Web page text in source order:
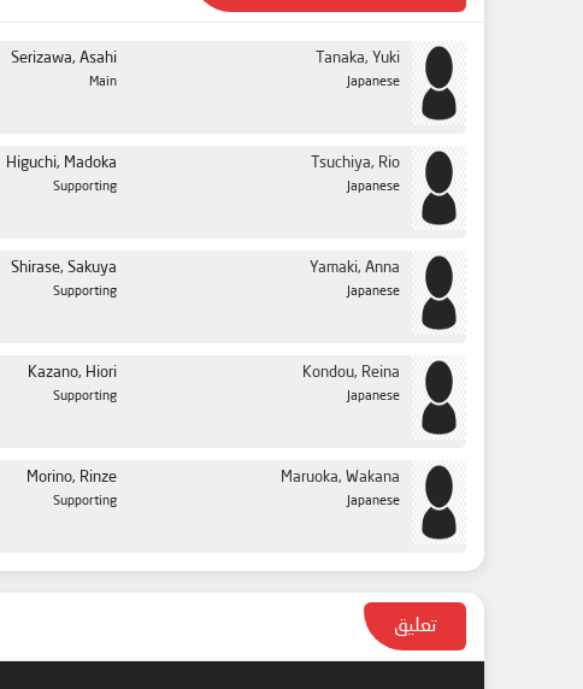
Serizawa, Asahi
Main
Tanaka, Yuki
Japanese
Higuchi, Madoka
Supporting
Tsuchiya, Rio
Japanese
Shirase, Sakuya
Supporting
Yamaki, Anna
Japanese
Kazano, Hiori
Supporting
Kondou, Reina
Japanese
Morino, Rinze
Supporting
Maruoka, Wakana
Japanese
تعليق